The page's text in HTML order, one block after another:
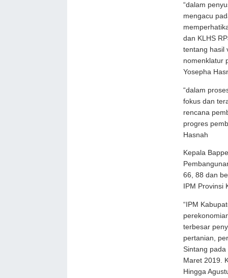
“dalam
mengacu
dan KLHS
tentang hasil
nomenklatur
Yosepha
“dalam
fokus dan
rencana
progres
Hasnah
Kepala
66, 88 dan
IPM
“IPM
terbesar
pertanian,
Sintang
Maret 2019.
Hingga